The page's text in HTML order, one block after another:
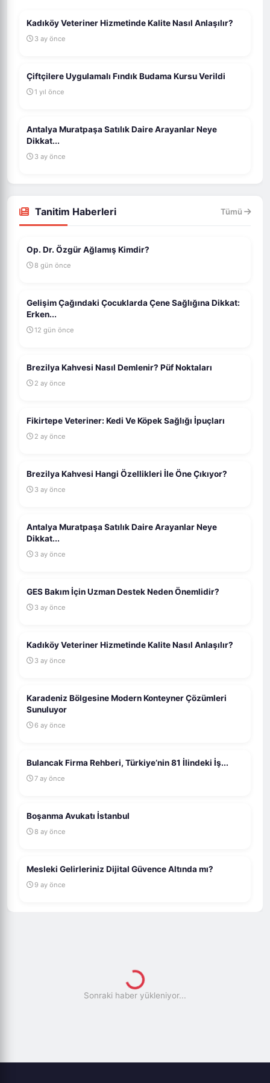
Kadıköy Veteriner Hizmetinde Kalite Nasıl Anlaşılır?
3 ay önce
Çiftçilere Uygulamalı Fındık Budama Kursu Verildi
1 yıl önce
Antalya Muratpaşa Satılık Daire Arayanlar Neye
Dikkat...
3 ay önce
Tanitim Haberleri Tümü
Op. Dr. Özgür Ağlamış Kimdir?
8 gün önce
Gelişim Çağındaki Çocuklarda Çene Sağlığına Dikkat:
Erken...
12 gün önce
Brezilya Kahvesi Nasıl Demlenir? Püf Noktaları
2 ay önce
Fikirtepe Veteriner: Kedi Ve Köpek Sağlığı İpuçları
2 ay önce
Brezilya Kahvesi Hangi Özellikleri İle Öne Çıkıyor?
3 ay önce
Antalya Muratpaşa Satılık Daire Arayanlar Neye
Dikkat...
3 ay önce
GES Bakım İçin Uzman Destek Neden Önemlidir?
3 ay önce
Kadıköy Veteriner Hizmetinde Kalite Nasıl Anlaşılır?
3 ay önce
Karadeniz Bölgesine Modern Konteyner Çözümleri
Sunuluyor
6 ay önce
Bulancak Firma Rehberi, Türkiye’nin 81 İlindeki İş...
7 ay önce
Boşanma Avukatı İstanbul
8 ay önce
Mesleki Gelirleriniz Dijital Güvence Altında mı?
9 ay önce
DIKKAT EDILMESI GEREKEN 5